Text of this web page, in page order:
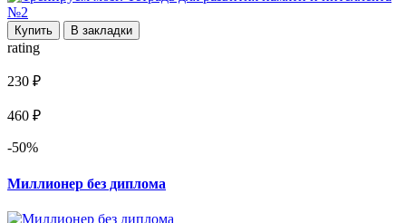
Купить В закладки
rating
230 ₽
460 ₽
-50%
Миллионер без диплома